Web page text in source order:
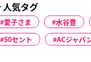
人気タグ
愛子さま 水谷豊
50セント
ACジャパ